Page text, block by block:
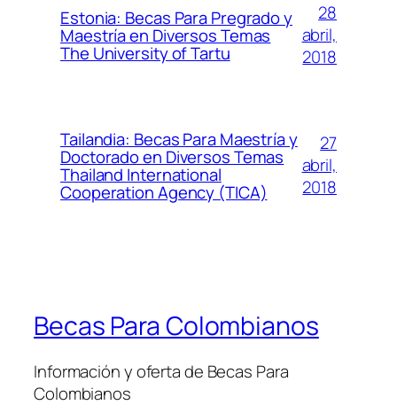
Estonia: Becas Para Pregrado y
Maestría en Diversos Temas
The University of Tartu
28
abril,
2018
Tailandia: Becas Para Maestría y
Doctorado en Diversos Temas
Thailand International
Cooperation Agency (TICA)
27
abril,
2018
Becas Para Colombianos
Información y oferta de Becas Para
Colombianos